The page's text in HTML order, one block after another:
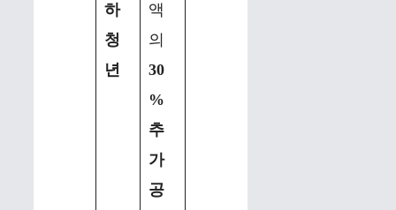
하
청
년
액
의
30
%
추
가
공